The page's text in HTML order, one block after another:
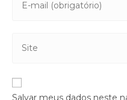
Salvar meus dados neste